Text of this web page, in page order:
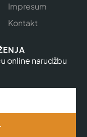
Impresum
Kontakt
online narudžbu